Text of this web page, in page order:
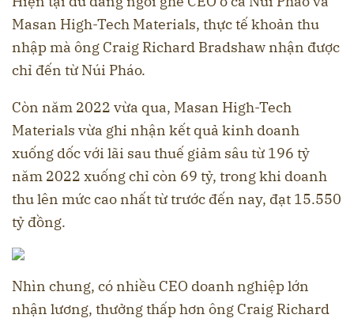
Masan High-Tech Materials, thực tế khoản thu
nhập mà ông Craig Richard Bradshaw nhận được
chỉ đến từ Núi Pháo.
Còn năm 2022 vừa qua, Masan High-Tech
Materials vừa ghi nhận kết quả kinh doanh
xuống dốc với lãi sau thuế giảm sâu từ 196 tỷ
năm 2022 xuống chỉ còn 69 tỷ, trong khi doanh
thu lên mức cao nhất từ trước đến nay, đạt 15.550
tỷ đồng.
Nhìn chung, có nhiều CEO doanh nghiệp lớn
nhận lương, thưởng thấp hơn ông Craig Richard